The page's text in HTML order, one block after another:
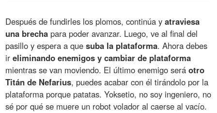
Después de fundirles los plomos, continúa yatraviesa
una brecha para poder avanzar. Luego, ve al final del
pasillo y espera a quesuba la plataforma. Ahora debes
ireliminando enemigos y cambiar de plataforma
mientras se van moviendo. El último enemigo seráotro
Titán de Nefarius, puedes acabar con él tirándolo por la
plataforma porque patatas. Yoksetio, no soy ingeniero, no
sé por qué se muere un robot volador al caerse al vacío.